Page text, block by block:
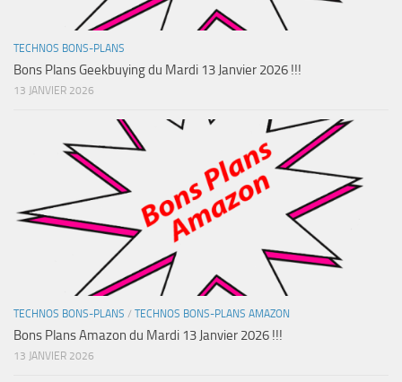
TECHNOS BONS-PLANS
Bons Plans Geekbuying du Mardi 13 Janvier 2026 !!!
13 JANVIER 2026
TECHNOS BONS-PLANS / TECHNOS BONS-PLANS AMAZON
Bons Plans Amazon du Mardi 13 Janvier 2026 !!!
13 JANVIER 2026